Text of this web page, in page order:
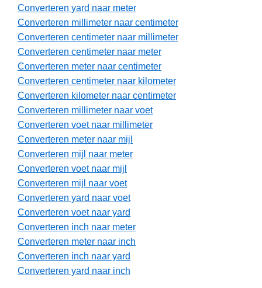
Converteren yard naar meter
Converteren millimeter naar centimeter
Converteren centimeter naar millimeter
Converteren centimeter naar meter
Converteren meter naar centimeter
Converteren centimeter naar kilometer
Converteren kilometer naar centimeter
Converteren millimeter naar voet
Converteren voet naar millimeter
Converteren meter naar mijl
Converteren mijl naar meter
Converteren voet naar mijl
Converteren mijl naar voet
Converteren yard naar voet
Converteren voet naar yard
Converteren inch naar meter
Converteren meter naar inch
Converteren inch naar yard
Converteren yard naar inch